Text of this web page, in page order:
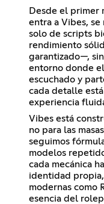
Desde el primer
entra a Vibes,
solo de scripts
rendimiento
garantizado—,
entorno donde
escuchado y
cada detalle
experiencia
Vibes está
no para las
seguimos
modelos
cada mecánica
identidad
modernas como
esencia del